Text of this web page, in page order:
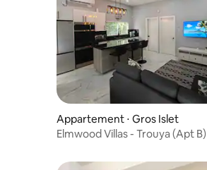
Appartement ⋅ Gros Islet
Elmwood Villas - Trouya (Apt B)